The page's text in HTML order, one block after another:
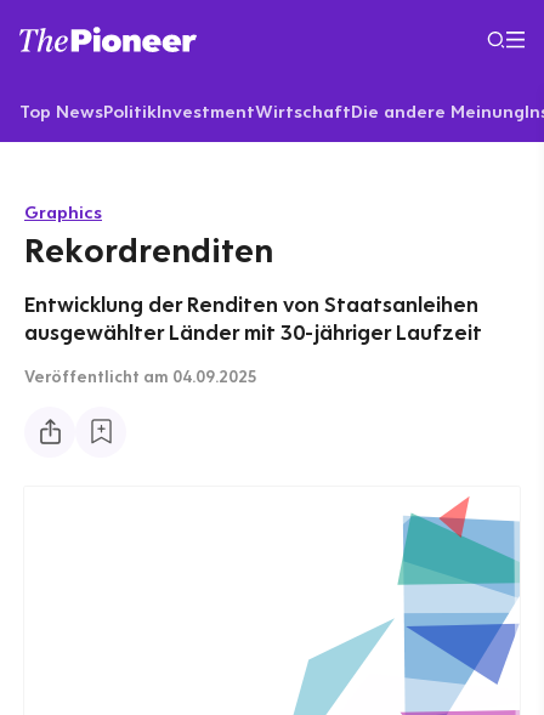
Top NewsPolitikInvestmentWirtschaftDie andere Meinung
Graphics
Rekordrenditen
Entwicklung der Renditen von Staatsanleihen
ausgewählter Länder mit 30-jähriger Laufzeit
Veröffentlicht am 04.09.2025